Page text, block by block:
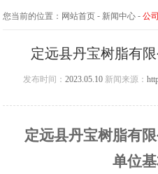
您当前的位置： 网站首页 - 新闻中心 -公
定远县丹宝树脂有
发布时间： 2023.05.10新闻来源：
定远县丹宝树脂有
单位